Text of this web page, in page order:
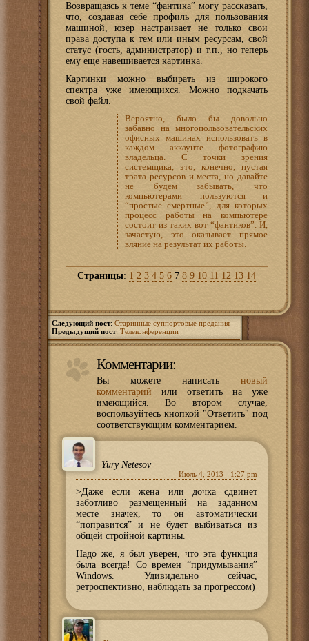
Возвращаясь к теме “фантика” могу рассказать,
что, создавая себе профиль для пользования
машиной, юзер настраивает не только свои
права доступа к тем или иным ресурсам, свой
статус (гость, администратор) и т.п., но теперь
ему еще навешивается картинка.
Картинки можно выбирать из широкого
спектра уже имеющихся. Можно подкачать
свой файл.
Вероятно, было бы довольно
забавно на многопользовательских
офисных машинах использовать в
каждом аккаунте фотографию
владельца. С точки зрения
системщика, это, конечно, пустая
трата ресурсов и места, но давайте
не будем забывать, что
компьютерами пользуются и
“простые смертные”, для которых
процесс работы на компьютере
состоит из таких вот “фантиков”. И,
зачастую, это оказывает прямое
вляние на результат их работы.
Страницы: 1 2 3 4 5 6 7 8 9 10 11 12 13 14
Следующий пост: Старинные суппортовые предания
Предыдущий пост: Телеконференции
Комментарии:
Вы можете написать новый
комментарий или ответить на уже
имеющийся. Во втором случае,
воспользуйтесь кнопкой "Ответить" под
соответствующим комментарием.
Yury Netesov
Июль 4, 2013 - 1:27 pm
>Даже если жена или дочка сдвинет
заботливо размещенный на заданном
месте значек, то он автоматически
“поправится” и не будет выбиваться из
общей стройной картины.
Надо же, я был уверен, что эта функция
была всегда! Со времен “придумывания”
Windows. Удивидельно сейчас,
ретроспективно, наблюдать за прогрессом)